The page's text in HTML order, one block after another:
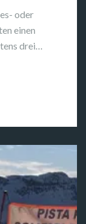
oder
einen
drei…